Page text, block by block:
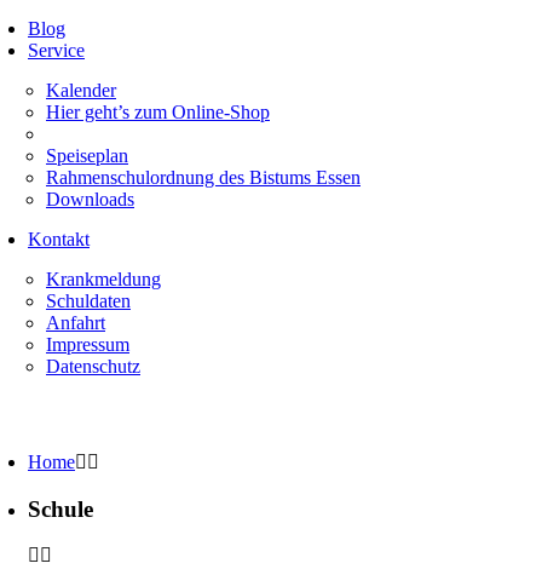
Blog
Service
Kalender
Hier geht’s zum Online-Shop
Speiseplan
Rahmenschulordnung des Bistums Essen
Downloads
Kontakt
Krankmeldung
Schuldaten
Anfahrt
Impressum
Datenschutz
Home
Schule